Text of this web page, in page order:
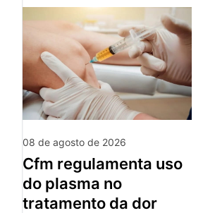
08 de agosto de 2026
cfm regulamenta uso
do plasma no
tratamento da dor